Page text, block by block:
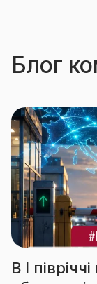
Блог
на СГ